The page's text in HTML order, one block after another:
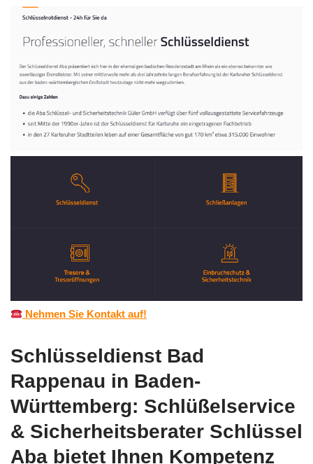
Nehmen Sie Kontakt auf!
Schlüsseldienst Bad
Rappenau in Baden-
Württemberg: Schlüßelservice
& Sicherheitsberater Schlüssel
Aba bietet Ihnen Kompetenz